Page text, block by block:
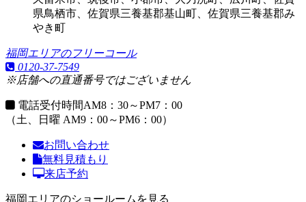
県鳥栖市、佐賀県三養基郡基山町、佐賀県三養基郡み
やき町
福岡エリアのフリーコール
0120-37-7549
※店舗への直通番号ではございません
電話受付時間AM8：30～PM7：00
（土、日曜 AM9：00～PM6：00）
お問い合わせ
無料見積もり
来店予約
福岡エリアのショールームを見る